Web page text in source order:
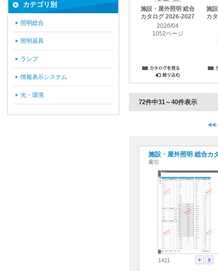
施設・屋外照明 総合
カタログ 2026-2027
2026/04
1052ページ
施
カ
72件中31～40件表示
施設・屋外照明 総合カ
索引
1421
カテゴリ別
照明総合
照明器具
ランプ
情報表示システム
光・環境